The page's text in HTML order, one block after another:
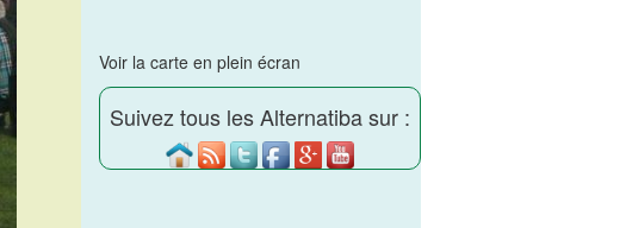
Voir la carte en plein écran
Suivez tous les Alternatiba sur :